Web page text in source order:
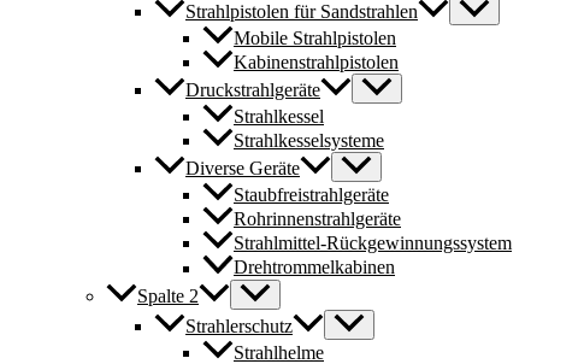
Strahlpistolen für Sandstrahlen
Mobile Strahlpistolen
Kabinenstrahlpistolen
Druckstrahlgeräte
Strahlkessel
Strahlkesselsysteme
Diverse Geräte
Staubfreistrahlgeräte
Rohrinnenstrahlgeräte
Strahlmittel-Rückgewinnungssystem
Drehtrommelkabinen
Spalte 2
Strahlerschutz
Strahlhelme